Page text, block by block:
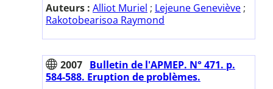
Auteurs : Alliot Muriel ; Lejeune Geneviève ;
Rakotobearisoa Raymond
2007 Bulletin de l'APMEP. N° 471. p.
584-588. Eruption de problèmes.